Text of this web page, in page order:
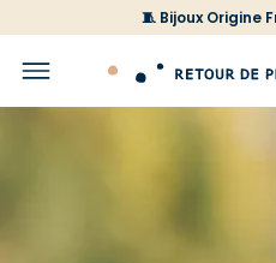
🧵 Bijoux Origine